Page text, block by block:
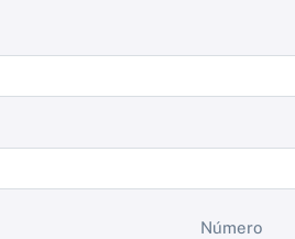
Número